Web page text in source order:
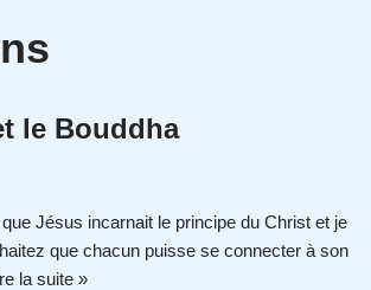
le Bouddha
Jésus incarnait le principe du Christ et je
que chacun puisse se connecter à son
la suite »